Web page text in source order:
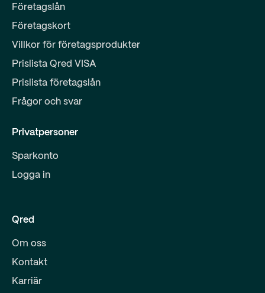
Företagslån
Företagskort
Villkor för företagsprodukter
Prislista Qred VISA
Prislista företagslån
Frågor och svar
Privatpersoner
Sparkonto
Logga in
Qred
Om oss
Kontakt
Karriär